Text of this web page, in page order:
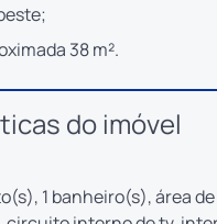
38 m².
do imóvel
1 banheiro(s), área